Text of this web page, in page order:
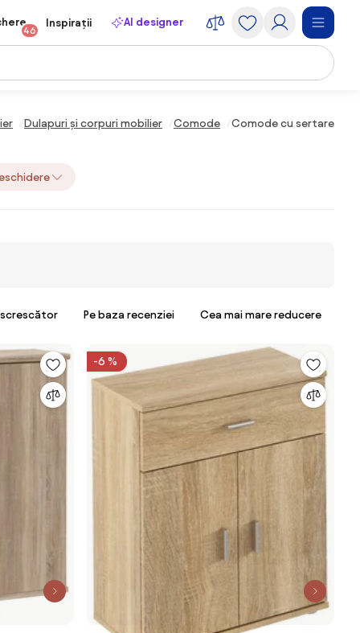
46
Inspirații AI designer
Dulapuri și corpuri mobilier Comode Comode cu sertare
Pe baza recenziei Cea mai mare reducere
-6 %